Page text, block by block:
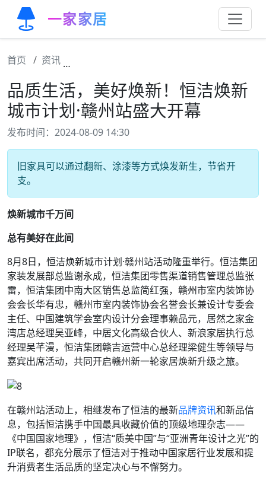
一家家居
首页 资讯
品质生活，美好焕新！恒洁焕新
城市计划·赣州站盛大开幕
发布时间：2024-08-09 14:30
旧家具可以通过翻新、涂漆等方式焕发新生，节省开
支。
焕新城市千万间
总有美好在此间
8月8日，恒洁焕新城市计划·赣州站活动隆重举行。恒洁集团
家装发展部总监谢永成，恒洁集团零售渠道销售管理总监张
雷，恒洁集团中南大区销售总监简红强，赣州市室内装饰协
会会长华有忠，赣州市室内装饰协会名誉会长兼设计专委会
主任、中国建筑学会室内设计分会理事赖品元，居然之家金
湾店总经理吴亚峰，中居文化高级合伙人、新浪家居执行总
经理吴芊漫，恒洁集团赣吉运营中心总经理梁健生等领导与
嘉宾出席活动，共同开启赣州新一轮家居焕新升级之旅。
在赣州站活动上，相继发布了恒洁的最新品牌资讯和新品信
息，包括恒洁携手中国最具收藏价值的顶级地理杂志——
《中国国家地理》，恒洁“质美中国”与“亚洲青年设计之光”的
IP联名，都充分展示了恒洁对于推动中国家居行业发展和提
升消费者生活品质的坚定决心与不懈努力。